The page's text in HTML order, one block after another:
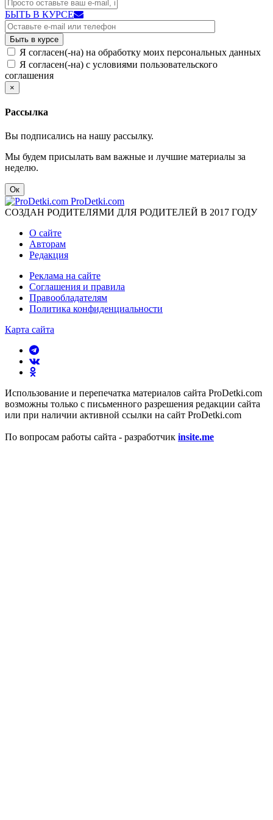
БЫТЬ В КУРСЕ
Я согласен(-на) на обработку моих персональных данных
Я согласен(-на) с условиями пользовательского
соглашения
×
Рассылка
Вы подписались на нашу рассылку.
Мы будем присылать вам важные и лучшие материалы за
неделю.
Ок
ProDetki.com
СОЗДАН РОДИТЕЛЯМИ ДЛЯ РОДИТЕЛЕЙ В 2017 ГОДУ
О сайте
Авторам
Редакция
Реклама на сайте
Соглашения и правила
Правообладателям
Политика конфиденциальности
Карта сайта
Использование и перепечатка материалов сайта ProDetki.com
возможны только с письменного разрешения редакции сайта
или при наличии активной ссылки на сайт ProDetki.com
По вопросам работы сайта - разработчик insite.me